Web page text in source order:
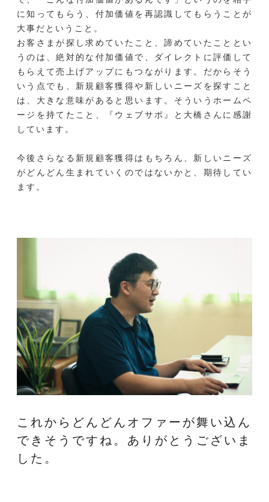
に知ってもらう、付加価値を再認識してもらうことが
大事だということ。
お客さまが探し求めていたこと、諦めていたこととい
うのは、絶対的な付加価値で、ダイレクトに評価して
もらえて売上げアップにもつながります。だからそう
いう点でも、新規顧客獲得や新しいニーズを探すこと
は、大きな意味があると思います。そういうホームペ
ージを持てたこと、『ウェブサポ』と大橋さんに感謝
しています。
今後さらなる新規顧客獲得はもちろん、新しいニーズ
がどんどん生まれていくのではないかと、期待してい
ます。
これからどんどんオファーが舞い込ん
できそうですね。ありがとうございま
した。